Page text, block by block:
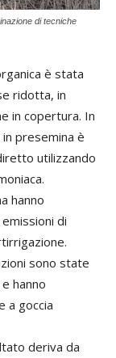
di tecniche
è stata
ridotta, in
in copertura. In
presemina è
utilizzando
hanno
di
sono state
hanno
a goccia
deriva da